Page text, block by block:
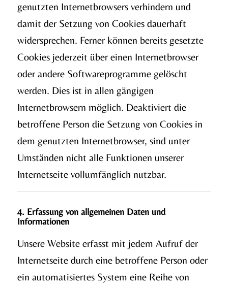
genutzten Internetbrowsers verhindern und
damit der Setzung von Cookies dauerhaft
widersprechen. Ferner können bereits gesetzte
Cookies jederzeit über einen Internetbrowser
oder andere Softwareprogramme gelöscht
werden. Dies ist in allen gängigen
Internetbrowsern möglich. Deaktiviert die
betroffene Person die Setzung von Cookies in
dem genutzten Internetbrowser, sind unter
Umständen nicht alle Funktionen unserer
Internetseite vollumfänglich nutzbar.
4. Erfassung von allgemeinen Daten und
Informationen
Unsere Website erfasst mit jedem Aufruf der
Internetseite durch eine betroffene Person oder
ein automatisiertes System eine Reihe von